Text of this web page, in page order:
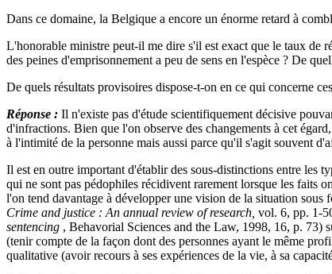
Dans ce domaine, la Belgique a encore un énorme retard à
L'honorable ministre peut-il me dire s'il est exact que le taux de
des peines d'emprisonnement a peu de sens en l'espèce ? De
De quels résultats provisoires dispose-t-on en ce qui concerne
Réponse : Il n'existe pas d'étude scientifiquement décisive
d'infractions. Bien que l'on observe des changements à cet
à l'intimité de la personne mais aussi parce qu'il s'agit souvent
Il est en outre important d'établir des sous-distinctions entre les
qui ne sont pas pédophiles récidivent rarement lorsque les faits
l'on tend davantage à développer une vision de la situation
Crime and justice : An annual review of research, vol. 6, pp. 1-
sentencing , Behavorial Sciences and the Law, 1998, 16, p. 73)
(tenir compte de la façon dont des personnes ayant le même
qualitative (avoir recours à ses expériences de la vie, à sa